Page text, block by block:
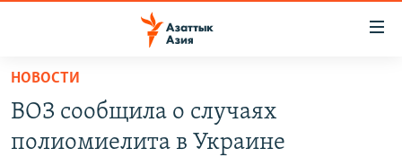
Вернуться
основному
содержанию
ЦЕНТРАЛЬНАЯ АЗИЯ
НОВОСТИ
ВОЗ сообщила о случаях
полиомиелита в Украине